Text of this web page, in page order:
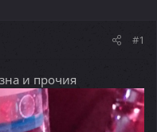
#1
и прочия